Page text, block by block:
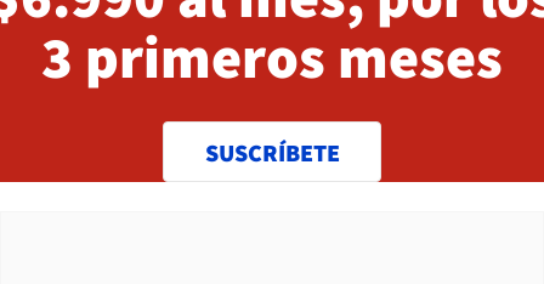
3 primeros meses
SUSCRÍBETE